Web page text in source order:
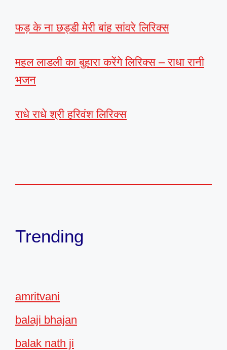
फड़ के ना छड्डी मेरी बांह सांवरे लिरिक्स
महल लाडली का बुहारा करेंगे लिरिक्स – राधा रानी
भजन
राधे राधे श्री हरिवंश लिरिक्स
Trending
amritvani
balaji bhajan
balak nath ji